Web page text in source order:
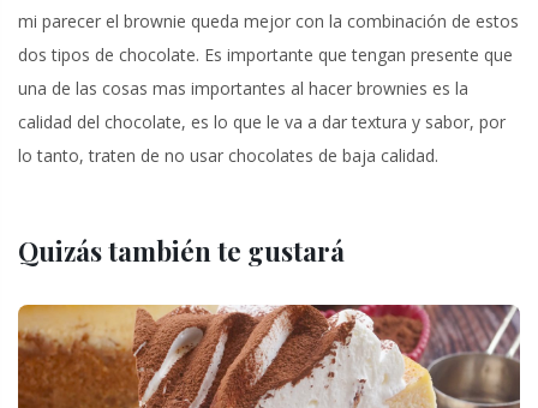
mi parecer el brownie queda mejor con la combinación de estos
dos tipos de chocolate. Es importante que tengan presente que
una de las cosas mas importantes al hacer brownies es la
calidad del chocolate, es lo que le va a dar textura y sabor, por
lo tanto, traten de no usar chocolates de baja calidad.
Quizás también te gustará